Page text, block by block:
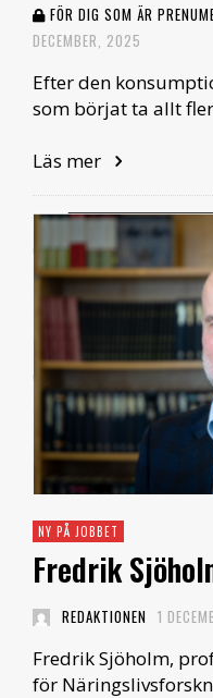
FÖR DIG SOM ÄR
DECEMBER, 2025
Efter den
som börjat ta allt
Läs mer
NY PÅ JOBBET
Fredrik
REDAKTIONEN 1
Fredrik Sjöholm,
för